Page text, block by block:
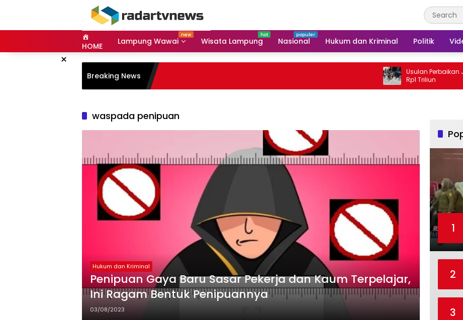
HOME Lampung Wawai Wisata Lampung Nasional Hukum dan Kriminal Politik
×
Breaking News
Usulan Perbaikan Jalan IJD
Rp1 Triliun
waspada penipuan
Hukum dan Kriminal
Penipuan Gaya Baru Sasar Pekerja dan Kaum Terpelajar,
Ini Ragam Bentuk Penipuannya
03/08/2023
1
2
3